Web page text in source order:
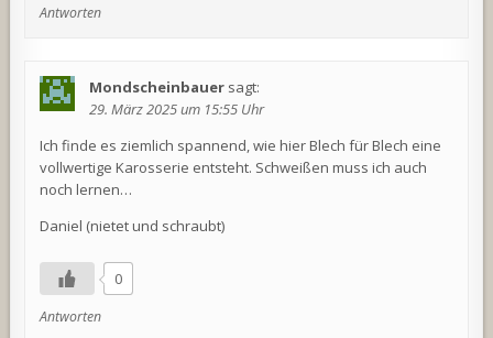
Antworten
Mondscheinbauer sagt:
29. März 2025 um 15:55 Uhr
Ich finde es ziemlich spannend, wie hier Blech für Blech eine
vollwertige Karosserie entsteht. Schweißen muss ich auch
noch lernen…
Daniel (nietet und schraubt)
0
Antworten